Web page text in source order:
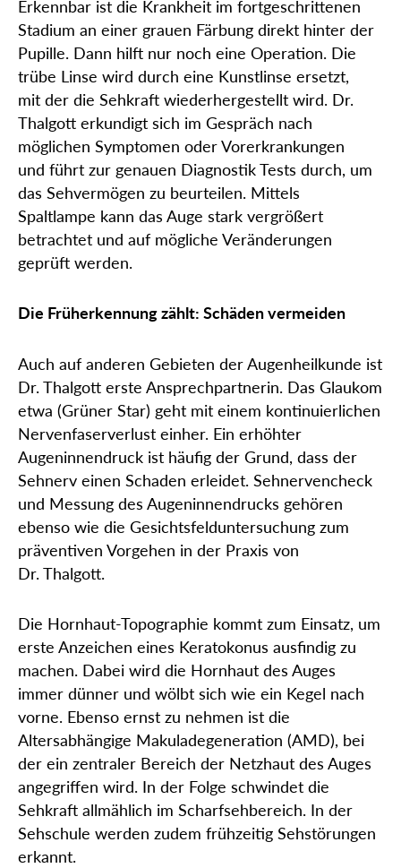
Erkennbar ist die Krankheit im fortgeschrittenen
Stadium an einer grauen Färbung direkt hinter der
Pupille. Dann hilft nur noch eine Operation. Die
trübe Linse wird durch eine Kunstlinse ersetzt,
mit der die Sehkraft wiederhergestellt wird. Dr.
Thalgott erkundigt sich im Gespräch nach
möglichen Symptomen oder Vorerkrankungen
und führt zur genauen Diagnostik Tests durch, um
das Sehvermögen zu beurteilen. Mittels
Spaltlampe kann das Auge stark vergrößert
betrachtet und auf mögliche Veränderungen
geprüft werden.
Die Früherkennung zählt: Schäden vermeiden
Auch auf anderen Gebieten der Augenheilkunde ist
Dr. Thalgott erste Ansprechpartnerin. Das Glaukom
etwa (Grüner Star) geht mit einem kontinuierlichen
Nervenfaserverlust einher. Ein erhöhter
Augeninnendruck ist häufig der Grund, dass der
Sehnerv einen Schaden erleidet. Sehnervencheck
und Messung des Augeninnendrucks gehören
ebenso wie die Gesichtsfelduntersuchung zum
präventiven Vorgehen in der Praxis von
Dr. Thalgott.
Die Hornhaut-Topographie kommt zum Einsatz, um
erste Anzeichen eines Keratokonus ausfindig zu
machen. Dabei wird die Hornhaut des Auges
immer dünner und wölbt sich wie ein Kegel nach
vorne. Ebenso ernst zu nehmen ist die
Altersabhängige Makuladegeneration (AMD), bei
der ein zentraler Bereich der Netzhaut des Auges
angegriffen wird. In der Folge schwindet die
Sehkraft allmählich im Scharfsehbereich. In der
Sehschule werden zudem frühzeitig Sehstörungen
erkannt.